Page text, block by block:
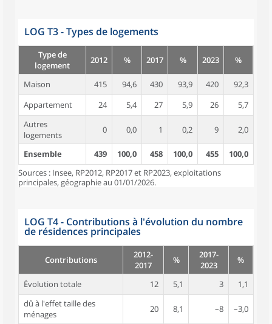
LOG T3 - Types de logements
Type de
logement
2012 % 2017 % 2023 %
Maison 415 94,6 430 93,9 420
92,3
Appartement
24 5,4 27 5,9 26
5,7
Autres
logements
0 0,0 1 0,2 9 2,0
Ensemble 439 100,0 458 100,0 455
100,0
Sources : Insee, RP2012, RP2017 et RP2023, exploitations
principales, géographie au 01/01/2026.
LOG T4 - Contributions à l'évolution du nombre
de résidences principales
Contributions
2012-
2017
%
2017-
2023
%
Évolution totale 12 5,1 3
1,1
dû à l'effet taille des
ménages
20 8,1 –8 –3,0